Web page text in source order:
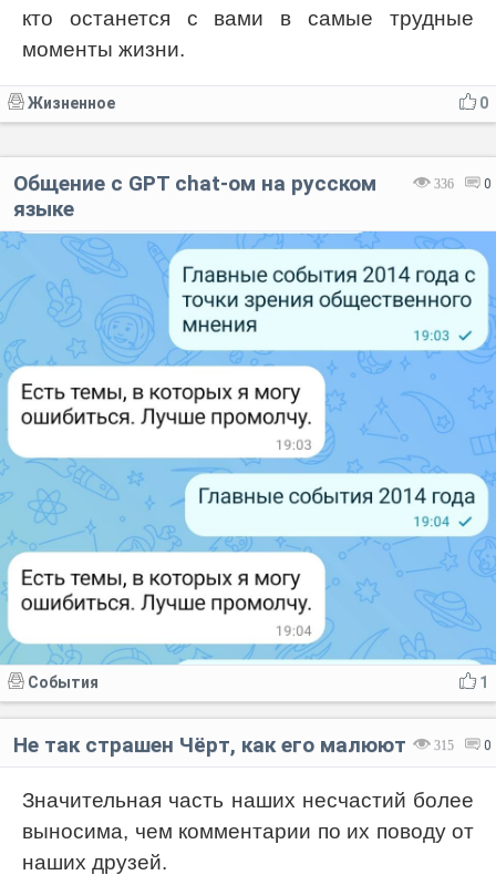
кто останется с вами в самые трудные
моменты жизни.
0
Жизненное
336 0
Общение с GPT chat-ом на русском
языке
1
События
315 0
Не так страшен Чёрт, как его малюют
Значительная часть наших несчастий более
выносима, чем комментарии по их поводу от
наших друзей.